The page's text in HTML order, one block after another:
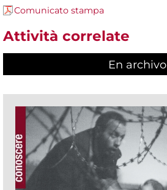
Comunicato stampa
Attività correlate
En archivo